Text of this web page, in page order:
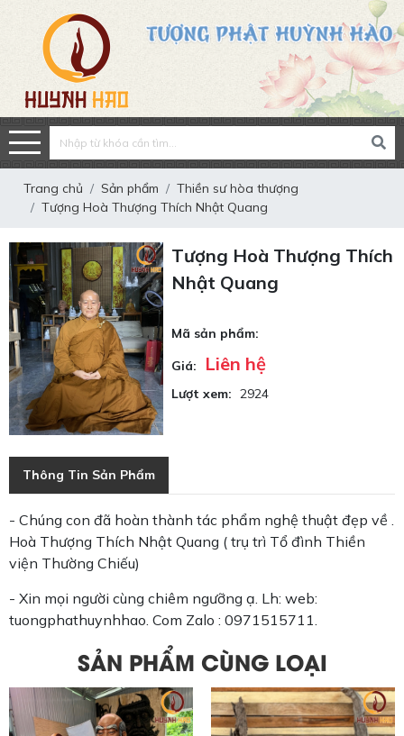
Trang chủ Sản phẩm
Thiền sư hòa thượng
Tượng Hoà Thượng Thích Nhật Quang
Tượng Hoà Thượng Thích
Nhật Quang
Mã sản phẩm:
Giá:
Liên hệ
Lượt xem: 2924
Thông Tin Sản Phẩm
- Chúng con đã hoàn thành tác phẩm nghệ thuật đẹp về .
Hoà Thượng Thích Nhật Quang ( trụ trì Tổ đình Thiền
viện Thường Chiếu)
- Xin mọi người cùng chiêm ngưỡng ạ. Lh: web:
tuongphathuynhhao. Com Zalo : 0971515711
SẢN PHẨM CÙNG LOẠI